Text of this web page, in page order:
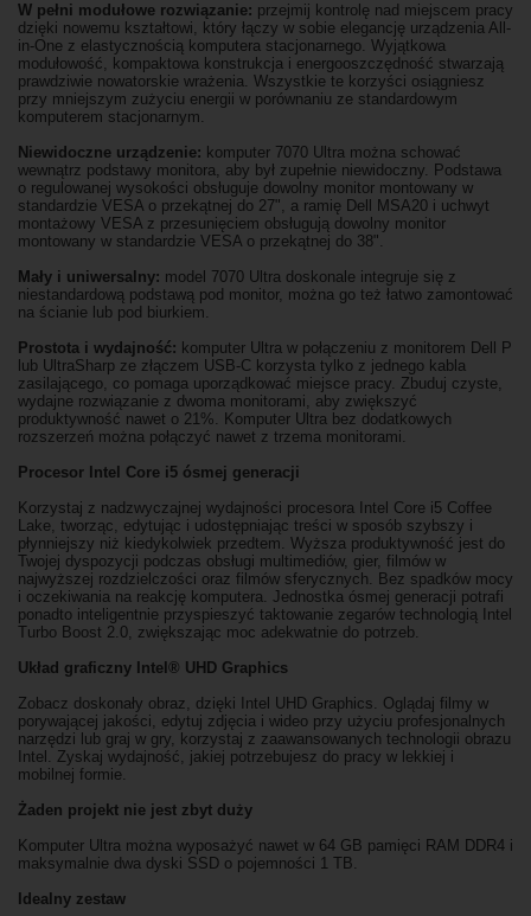
W pełni modułowe rozwiązanie: przejmij kontrolę nad miejscem pracy
dzięki nowemu kształtowi, który łączy w sobie elegancję urządzenia All-
in-One z elastycznością komputera stacjonarnego. Wyjątkowa
modułowość, kompaktowa konstrukcja i energooszczędność stwarzają
prawdziwie nowatorskie wrażenia. Wszystkie te korzyści osiągniesz
przy mniejszym zużyciu energii w porównaniu ze standardowym
komputerem stacjonarnym.
Niewidoczne urządzenie: komputer 7070 Ultra można schować
wewnątrz podstawy monitora, aby był zupełnie niewidoczny. Podstawa
o regulowanej wysokości obsługuje dowolny monitor montowany w
standardzie VESA o przekątnej do 27", a ramię Dell MSA20 i uchwyt
montażowy VESA z przesunięciem obsługują dowolny monitor
montowany w standardzie VESA o przekątnej do 38".
Mały i uniwersalny: model 7070 Ultra doskonale integruje się z
niestandardową podstawą pod monitor, można go też łatwo zamontować
na ścianie lub pod biurkiem.
Prostota i wydajność: komputer Ultra w połączeniu z monitorem Dell P
lub UltraSharp ze złączem USB-C korzysta tylko z jednego kabla
zasilającego, co pomaga uporządkować miejsce pracy. Zbuduj czyste,
wydajne rozwiązanie z dwoma monitorami, aby zwiększyć
produktywność nawet o 21%. Komputer Ultra bez dodatkowych
rozszerzeń można połączyć nawet z trzema monitorami.
Procesor Intel Core i5 ósmej generacji
Korzystaj z nadzwyczajnej wydajności procesora Intel Core i5 Coffee
Lake, tworząc, edytując i udostępniając treści w sposób szybszy i
płynniejszy niż kiedykolwiek przedtem. Wyższa produktywność jest do
Twojej dyspozycji podczas obsługi multimediów, gier, filmów w
najwyższej rozdzielczości oraz filmów sferycznych. Bez spadków mocy
i oczekiwania na reakcję komputera. Jednostka ósmej generacji potrafi
ponadto inteligentnie przyspieszyć taktowanie zegarów technologią Intel
Turbo Boost 2.0, zwiększając moc adekwatnie do potrzeb.
Układ graficzny Intel® UHD Graphics
Zobacz doskonały obraz, dzięki Intel UHD Graphics. Oglądaj filmy w
porywającej jakości, edytuj zdjęcia i wideo przy użyciu profesjonalnych
narzędzi lub graj w gry, korzystaj z zaawansowanych technologii obrazu
Intel. Zyskaj wydajność, jakiej potrzebujesz do pracy w lekkiej i
mobilnej formie.
Żaden projekt nie jest zbyt duży
Komputer Ultra można wyposażyć nawet w 64 GB pamięci RAM DDR4 i
maksymalnie dwa dyski SSD o pojemności 1 TB.
Idealny zestaw